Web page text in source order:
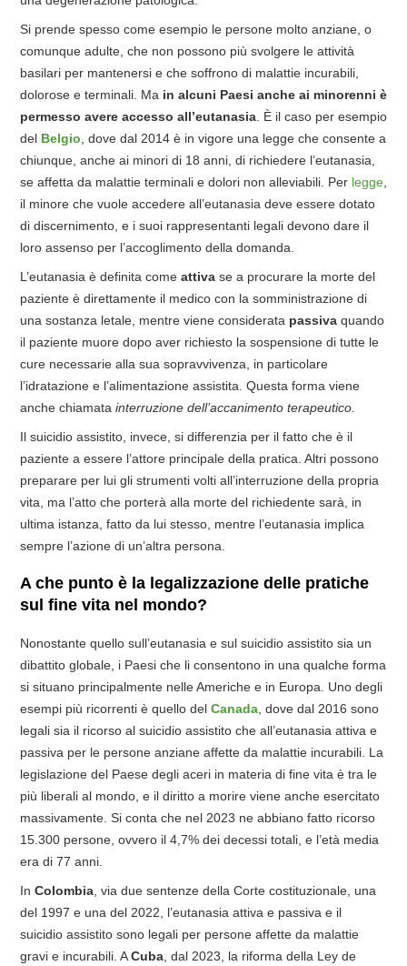
Si prende spesso come esempio le persone molto anziane, o
comunque adulte, che non possono più svolgere le attività
basilari per mantenersi e che soffrono di malattie incurabili,
dolorose e terminali. Ma in alcuni Paesi anche ai minorenni è
permesso avere accesso all’eutanasia . È il caso per esempio
del Belgio , dove dal 2014 è in vigore una legge che consente a
chiunque, anche ai minori di 18 anni, di richiedere l’eutanasia,
se affetta da malattie terminali e dolori non alleviabili. Per legge
il minore che vuole accedere all’eutanasia deve essere dotato
di discernimento, e i suoi rappresentanti legali devono dare il
loro assenso per l’accoglimento della domanda.
L’eutanasia è definita come attiva se a procurare la morte del
paziente è direttamente il medico con la somministrazione di
una sostanza letale, mentre viene considerata passiva quando
il paziente muore dopo aver richiesto la sospensione di tutte le
cure necessarie alla sua sopravvivenza, in particolare
l’idratazione e l’alimentazione assistita. Questa forma viene
anche chiamata interruzione dell’accanimento terapeutico.
Il suicidio assistito, invece, si differenzia per il fatto che è il
paziente a essere l’attore principale della pratica. Altri possono
preparare per lui gli strumenti volti all’interruzione della propria
vita, ma l’atto che porterà alla morte del richiedente sarà, in
ultima istanza, fatto da lui stesso, mentre l’eutanasia implica
sempre l’azione di un’altra persona.
A che punto è la legalizzazione delle pratiche
sul fine vita nel mondo?
Nonostante quello sull’eutanasia e sul suicidio assistito sia un
dibattito globale, i Paesi che li consentono in una qualche forma
si situano principalmente nelle Americhe e in Europa. Uno degli
esempi più ricorrenti è quello del Canada , dove dal 2016 sono
legali sia il ricorso al suicidio assistito che all’eutanasia attiva e
passiva per le persone anziane affette da malattie incurabili. La
legislazione del Paese degli aceri in materia di fine vita è tra le
più liberali al mondo, e il diritto a morire viene anche esercitato
massivamente. Si conta che nel 2023 ne abbiano fatto ricorso
15.300 persone, ovvero il 4,7% dei decessi totali, e l’età media
era di 77 anni.
In Colombia , via due sentenze della Corte costituzionale, una
del 1997 e una del 2022, l’eutanasia attiva e passiva e il
suicidio assistito sono legali per persone affette da malattie
gravi e incurabili. ACuba , dal 2023, la riforma della Ley de